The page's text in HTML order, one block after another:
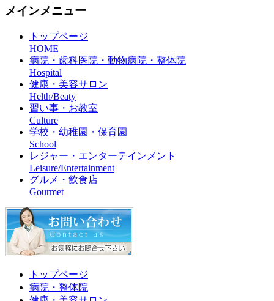
メインメニュー
トップページ
HOME
病院・歯科医院・動物病院・整体院
Hospital
健康・美容サロン
Helth/Beaty
習い事・お教室
Culture
学校・幼稚園・保育園
School
レジャー・エンターテインメント
Leisure/Entertainment
グルメ・飲食店
Gourmet
トップページ
病院・整体院